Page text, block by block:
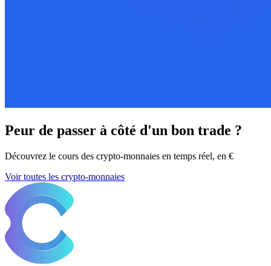
Peur de passer à côté d'un bon trade ?
Découvrez le cours des crypto-monnaies en temps réel, en €
Voir toutes les crypto-monnaies